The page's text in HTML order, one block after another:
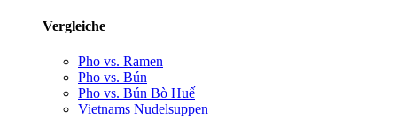
Vergleiche
Pho vs. Ramen
Pho vs. Bún
Pho vs. Bún Bò Huế
Vietnams Nudelsuppen